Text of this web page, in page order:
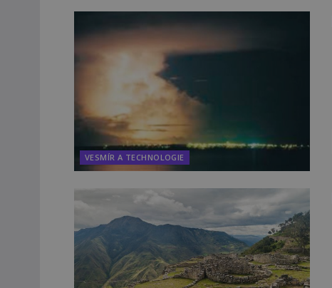
VESMÍR A TECHNOLOGIE